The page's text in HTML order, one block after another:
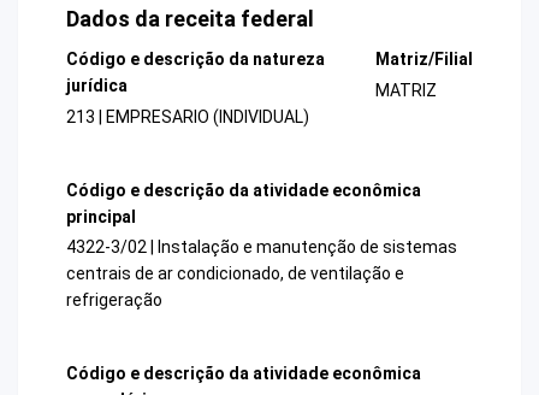
Dados da receita federal
Código e descrição da natureza
jurídica
213 | EMPRESARIO (INDIVIDUAL)
Matriz/Filial
MATRIZ
Código e descrição da atividade econômica
principal
4322-3/02 | Instalação e manutenção de sistemas
centrais de ar condicionado, de ventilação e
refrigeração
Código e descrição da atividade econômica